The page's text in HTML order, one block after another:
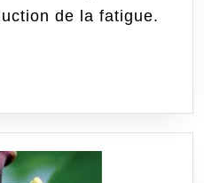
1
bananes
de la fatigue.